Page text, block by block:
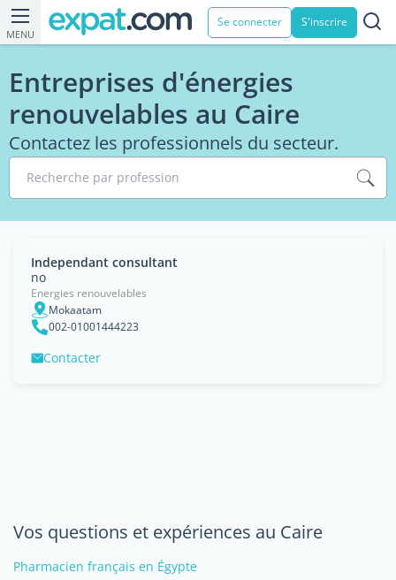
MENU
Se connecter S'inscrire
Entreprises d'énergies
renouvelables au Caire
Contactez les professionnels du secteur.
Recherche par profession
Independant consultant
no
Energies renouvelables
Mokaatam
002-01001444223
Contacter
Vos questions et expériences au Caire
Pharmacien français en Égypte